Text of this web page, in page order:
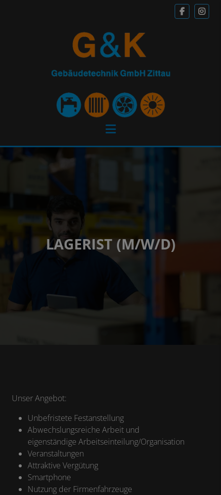
LAGERIST (M/W/D)
Unser Angebot:
Unbefristete Festanstellung
Abwechslungsreiche Arbeit und
eigenständige Arbeitseinteilung/Organisation
Veranstaltungen
Attraktive Vergütung
Smartphone
Nutzung der Firmenfahrzeuge